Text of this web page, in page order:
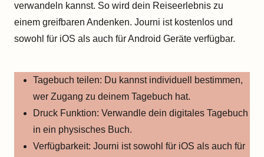
verwandeln kannst. So wird dein Reiseerlebnis zu
einem greifbaren Andenken. Journi ist kostenlos und
sowohl für iOS als auch für Android Geräte verfügbar.
Tagebuch teilen: Du kannst individuell bestimmen,
wer Zugang zu deinem Tagebuch hat.
Druck Funktion: Verwandle dein digitales Tagebuch
in ein physisches Buch.
Verfügbarkeit: Journi ist sowohl für iOS als auch für